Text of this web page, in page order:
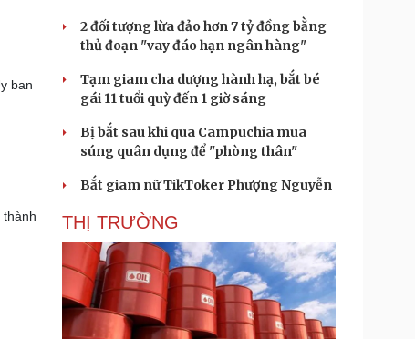
ban
thành
2 đối tượng lừa đảo hơn 7 tỷ đồng bằng
thủ đoạn "vay đáo hạn ngân hàng"
Tạm giam cha dượng hành hạ, bắt bé
gái 11 tuổi quỳ đến 1 giờ sáng
Bị bắt sau khi qua Campuchia mua
súng quân dụng để "phòng thân"
Bắt giam nữ TikToker Phượng Nguyễn
THỊ TRƯỜNG